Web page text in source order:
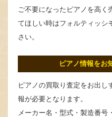
ご不要になったピアノを高く
てほしい時はフォルティッシ
さい。
ピアノ情報をお
ピアノの買取り査定をお出し
報が必要となります。
メーカー名・型式・製造番